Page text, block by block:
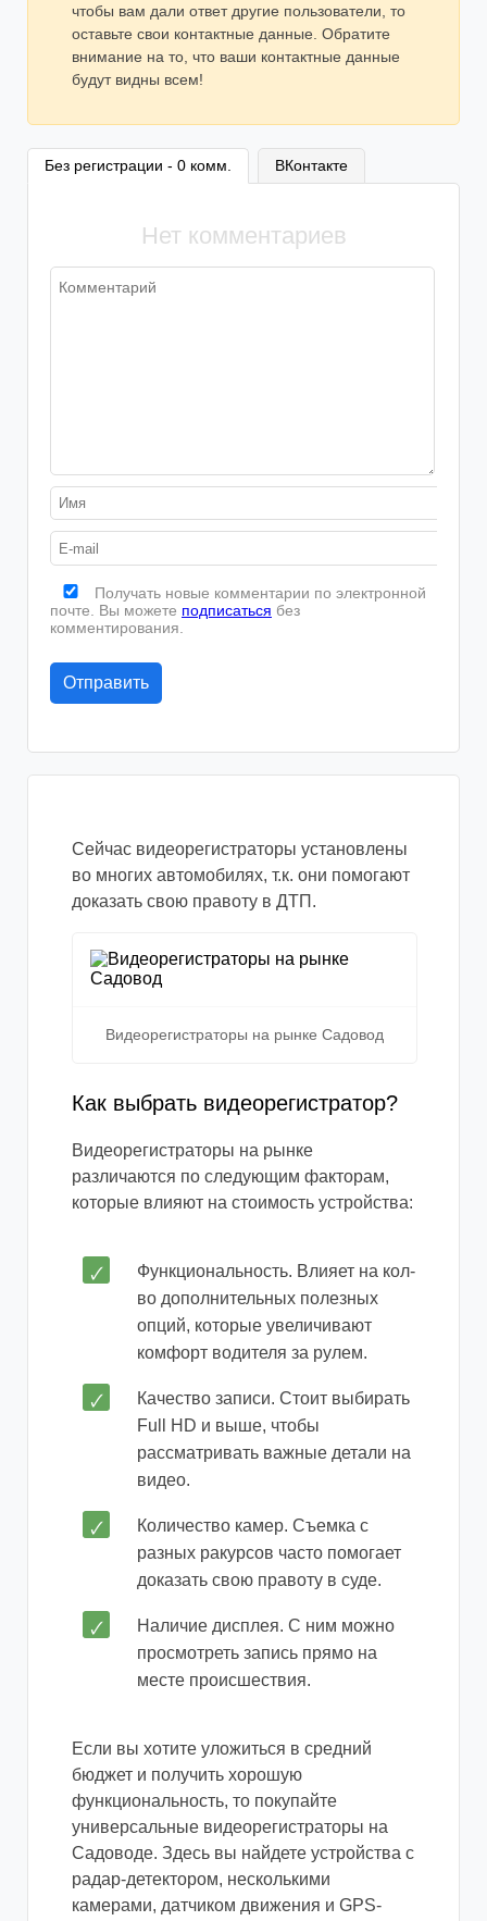
чтобы вам дали ответ другие пользователи, то
оставьте свои контактные данные. Обратите
внимание на то, что ваши контактные данные
будут видны всем!
Без регистрации - 0 комм. ВКонтакте
Нет комментариев
Получать новые комментарии по электронной
почте. Вы можете подписаться без
комментирования.
Сейчас видеорегистраторы установлены
во многих автомобилях, т.к. они помогают
доказать свою правоту в ДТП.
Видеорегистраторы на рынке Садовод
Как выбрать видеорегистратор?
Видеорегистраторы на рынке
различаются по следующим факторам,
которые влияют на стоимость устройства:
Функциональность. Влияет на кол-
во дополнительных полезных
опций, которые увеличивают
комфорт водителя за рулем.
Качество записи. Стоит выбирать
Full HD и выше, чтобы
рассматривать важные детали на
видео.
Количество камер. Съемка с
разных ракурсов часто помогает
доказать свою правоту в суде.
Наличие дисплея. С ним можно
просмотреть запись прямо на
месте происшествия.
Если вы хотите уложиться в средний
бюджет и получить хорошую
функциональность, то покупайте
универсальные видеорегистраторы на
Садоводе. Здесь вы найдете устройства с
радар-детектором, несколькими
камерами, датчиком движения и GPS-